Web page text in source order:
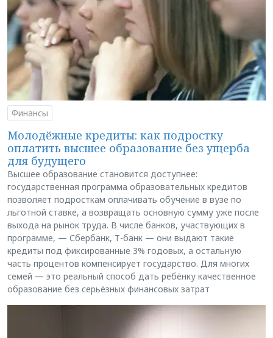
Финансы
Молодёжные кредиты: как подростку
оплатить высшее образование без ущерба
для будущего
Высшее образование становится доступнее:
государственная программа образовательных кредитов
позволяет подросткам оплачивать обучение в вузе по
льготной ставке, а возвращать основную сумму уже после
выхода на рынок труда. В числе банков, участвующих в
программе, — Сбербанк, Т-банк — они выдают такие
кредиты под фиксированные 3% годовых, а остальную
часть процентов компенсирует государство. Для многих
семей — это реальный способ дать ребёнку качественное
образование без серьёзных финансовых затрат